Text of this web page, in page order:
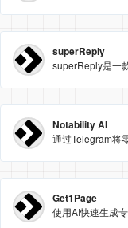
superReply
Notability AI
Get1Page
使用AI快速生成